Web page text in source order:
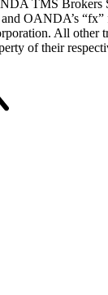
TMS Brokers
OANDA’s “fx”
All other
of their